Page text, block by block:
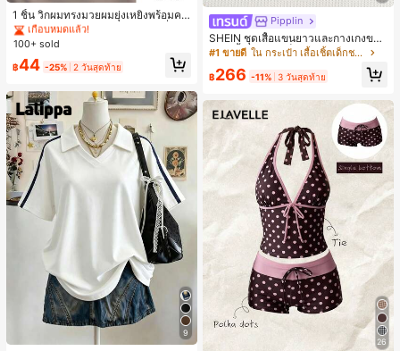
1 ชิ้น วิกผมทรงมวยผมยุ่งเหยิงพร้อมคลิ
ปหนีบผม, คลิปหนีบผมสังเคราะห์ที่ได้รั
บการอัปเกรดแฟชั่น, วิกผมเส้นใยทนคว
ช้งานง่ายโดยไม่ต้องใช้เครื่องมือ, เหมา
สมบูรณ์แบบสำหรับผู้หญิง คลิปหนีบผม
คลิปหนีบผมสบายๆ แฟชั่นผม คลิปหนีบ
ผมหรูหรา ฤดูร้อน ชายหาด วันหยุด
เกือบหมดแล้ว!
#2 ขายดี
เกือบหมดแล้ว!
#2 ขายดี
เกือบหมดแล้ว!
#2 ขายดี
ใน เส้นใยสังเคราะห์ เครื่องประดับผมผู้หญิง
100+ sold
฿44 -25% 2 วันสุดท้าย
9
Pipplin
SHEIN ชุดเสื้อแขนยาวและกางเกงขาย
าว 2 ชิ้น สำหรับเด็กทารกชาย/หญิง ยูนิ
ฤดูหนาว ชุดเสื้อผ้าเด็กทารกชาย นุ่มนิ่
#1 ขายดี ใน กระเป๋า เสื้อเชิ้ตเด็กชาย
฿266 -11% 3 วันสุดท้าย
26